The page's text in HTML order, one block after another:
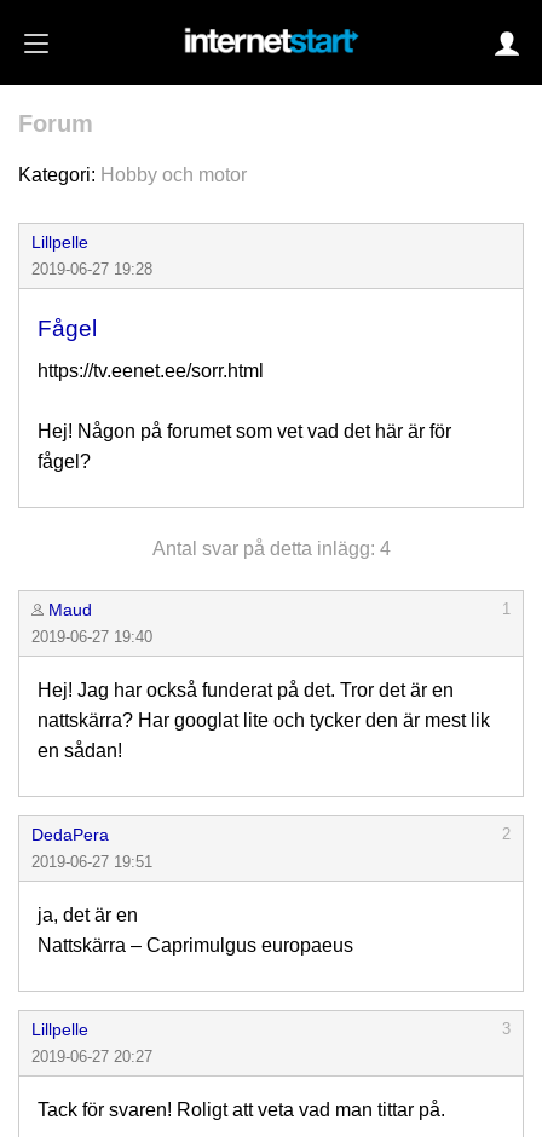
Forum
Kategori: Hobby och motor
Lillpelle
2019-06-27 19:28
Fågel
https://tv.eenet.ee/sorr.html
Hej! Någon på forumet som vet vad det här är för
fågel?
Antal svar på detta inlägg: 4
Maud
1
2019-06-27 19:40
Hej! Jag har också funderat på det. Tror det är en
nattskärra? Har googlat lite och tycker den är mest lik
en sådan!
DedaPera
2
2019-06-27 19:51
ja, det är en
Nattskärra – Caprimulgus europaeus
Lillpelle
3
2019-06-27 20:27
Tack för svaren! Roligt att veta vad man tittar på.